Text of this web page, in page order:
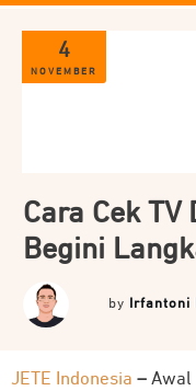
4
NOVEMBER
Cara Cek TV
Begini
by Irfantoni
JETE Indonesia – Awal